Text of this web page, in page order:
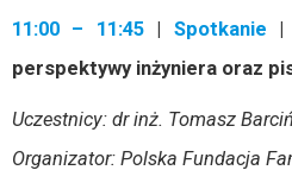
11:00 – 11:45| Spotkanie |
perspektywy inżyniera oraz
Uczestnicy: dr inż. Tomasz
Organizator: Polska Fundacja